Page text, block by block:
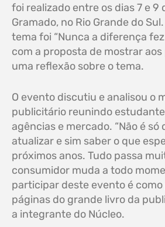
foi realizado entre os dias 7 e 9
Gramado, no Rio Grande do
tema foi “Nunca a diferença
com a proposta de mostrar
uma reflexão sobre o tema.
O evento discutiu e analisou o
publicitário reunindo
agências e mercado. “Não é só
atualizar e sim saber o que
próximos anos. Tudo passa
consumidor muda a todo
participar deste evento é
páginas do grande livro da
a integrante do Núcleo.